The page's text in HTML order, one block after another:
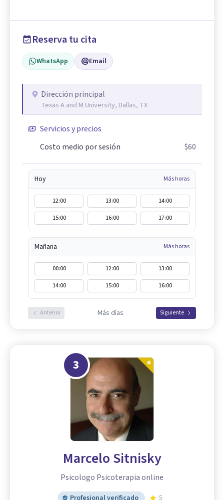
Reserva tu cita
WhatsApp Email
Dirección principal
Texas A and M University, Dallas, TX
Servicios y precios
Costo medio por sesión
$60
Hoy Más horas
12:00 13:00
14:00
15:00
16:00 17:00
Mañana Más horas
00:00 12:00
13:00
14:00
15:00 16:00
Anterior Más días Siguiente
3
Marcelo Sitnisky
Psicologo Psicoterapia online
Profesional verificado 5